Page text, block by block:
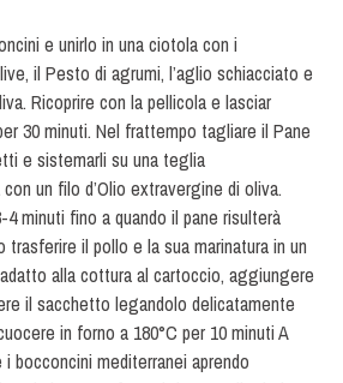
e unirlo in una ciotola con i
il Pesto di agrumi, l’aglio schiacciato e
Ricoprire con la pellicola e lasciar
30 minuti. Nel frattempo tagliare il Pane
e sistemarli su una teglia
un filo d’Olio extravergine di oliva.
4 minuti fino a quando il pane risulterà
il pollo e la sua marinatura in un
alla cottura al cartoccio, aggiungere
il sacchetto legandolo delicatamente
in forno a 180°C per 10 minuti A
bocconcini mediterranei aprendo